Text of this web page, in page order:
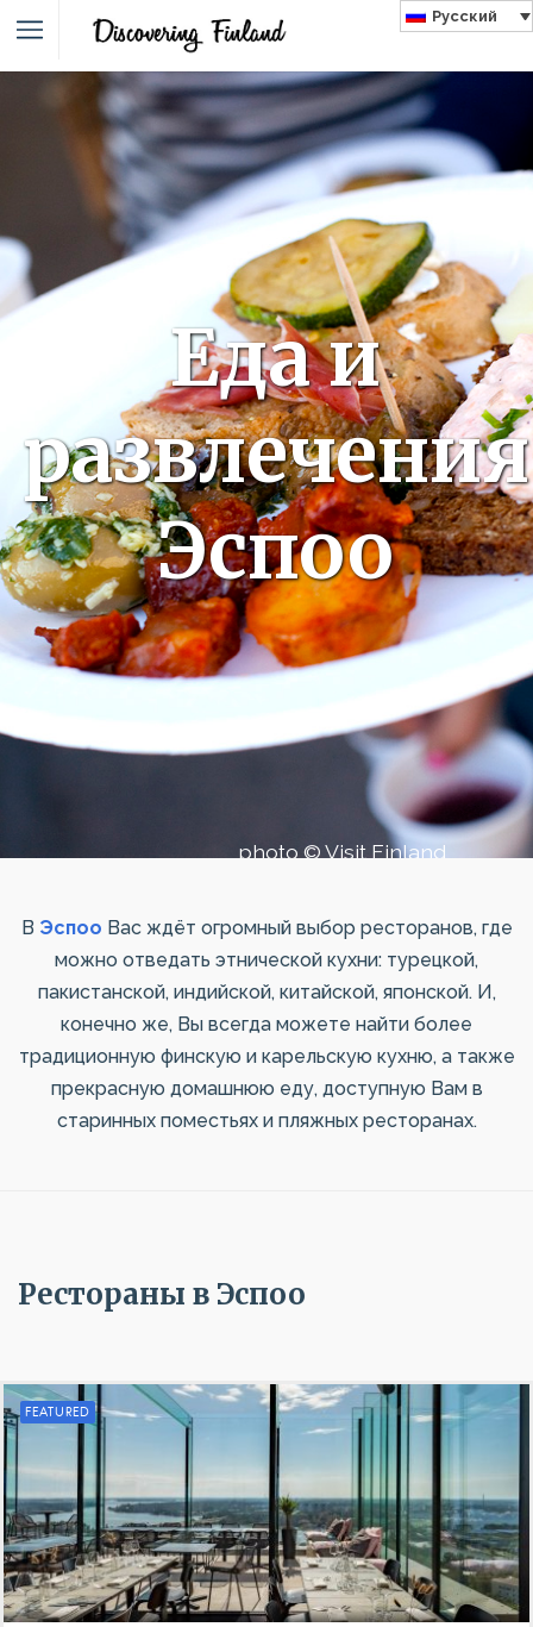
Русский
Еда и
развлечения
Эспоо
photo © Visit Finland
В Эспоо Вас ждёт огромный выбор ресторанов, где
можно отведать этнической кухни: турецкой,
пакистанской, индийской, китайской, японской. И,
конечно же, Вы всегда можете найти более
традиционную финскую и карельскую кухню, а также
прекрасную домашнюю еду, доступную Вам в
старинных поместьях и пляжных ресторанах.
Рестораны в Эспоо
FEATURED